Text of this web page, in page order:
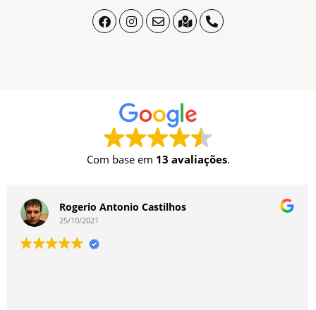
Com base em 13 avaliações.
Rodrigo Freitas